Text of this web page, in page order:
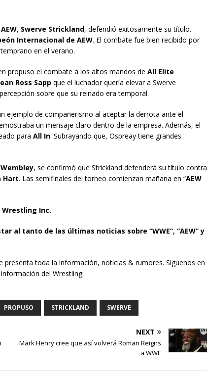
, Swerve Strickland, defendió exitosamente su título.
Internacional de AEW. El combate fue bien recibido por
en el verano.
propuso el combate a los altos mandos de All Elite
Ross Sapp que el luchador quería elevar a Swerve
sobre que su reinado era temporal.
ejemplo de compañerismo al aceptar la derrota ante el
un mensaje claro dentro de la empresa. Además, el
para All In. Subrayando que, Ospreay tiene grandes
Wembley, se confirmó que Strickland defenderá su título contra
Hart. Las semifinales del torneo comienzan mañana en “AEW
Wrestling Inc.
al tanto de las últimas noticias sobre “WWE”, “AEW” y
presenta toda la información, noticias & rumores. Síguenos en
del Wrestling.
PROPUSO STRICKLAND SWERVE
NEXT
Mark Henry cree que así volverá Roman Reigns
a WWE